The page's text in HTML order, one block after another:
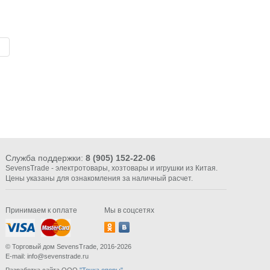
Служба поддержки: 8 (905) 152-22-06
SevensTrade - электротовары, хозтовары и игрушки из Китая.
Цены указаны для ознакомления за наличный расчет.
Принимаем к оплате Мы в соцсетях
© Торговый дом SevensTrade, 2016-2026
E-mail: info@sevenstrade.ru